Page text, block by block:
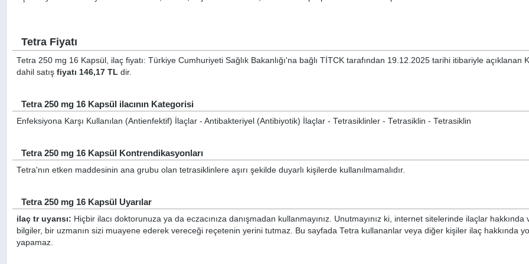
Tetra Fiyatı
Tetra 250 mg 16 Kapsül, ilaç fiyatı: Türkiye Cumhuriyeti Sağlık Bakanlığı'na bağlı TİTCK tarafından 19.12.2025 tarihi itibariyle açıklanan
dahil satışfiyatı 146,17 TL dir.
Tetra 250 mg 16 Kapsül ilacının Kategorisi
Enfeksiyona Karşı Kullanılan (Antienfektif) İlaçlar - Antibakteriyel (Antibiyotik) İlaçlar - Tetrasiklinler - Tetrasiklin - Tetrasiklin
Tetra 250 mg 16 Kapsül Kontrendikasyonları
Tetra'nın etken maddesinin ana grubu olan tetrasiklinlere aşırı şekilde duyarlı kişilerde kullanılmamalıdır.
Tetra 250 mg 16 Kapsül Uyarılar
ilaç tr uyarısı: Hiçbir ilacı doktorunuza ya da eczacınıza danışmadan kullanmayınız. Unutmayınız ki, internet sitelerinde ilaçlar hakkında
bilgiler, bir uzmanın sizi muayene ederek vereceği reçetenin yerini tutmaz. Bu sayfada Tetra kullananlar veya diğer kişiler ilaç hakkında
yapamaz.